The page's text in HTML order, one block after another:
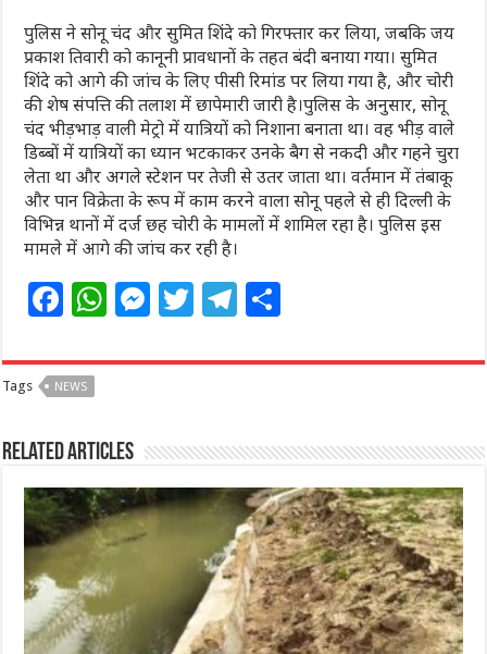
पुलिस ने सोनू चंद और सुमित शिंदे को गिरफ्तार कर लिया, जबकि जय
प्रकाश तिवारी को कानूनी प्रावधानों के तहत बंदी बनाया गया। सुमित
शिंदे को आगे की जांच के लिए पीसी रिमांड पर लिया गया है, और चोरी
की शेष संपत्ति की तलाश में छापेमारी जारी है।पुलिस के अनुसार, सोनू
चंद भीड़भाड़ वाली मेट्रो में यात्रियों को निशाना बनाता था। वह भीड़ वाले
डिब्बों में यात्रियों का ध्यान भटकाकर उनके बैग से नकदी और गहने चुरा
लेता था और अगले स्टेशन पर तेजी से उतर जाता था। वर्तमान में तंबाकू
और पान विक्रेता के रूप में काम करने वाला सोनू पहले से ही दिल्ली के
विभिन्न थानों में दर्ज छह चोरी के मामलों में शामिल रहा है। पुलिस इस
मामले में आगे की जांच कर रही है।
F
c
e
b
o
o
k
W
at
A
p
p
M
ss
n
g
e
r
T
itt
r
T
e
ra
m
ar
Tags NEWS
Related Articles